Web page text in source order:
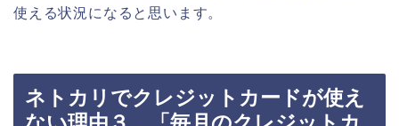
使える状況になると思います。
ネトカリでクレジットカードが使え